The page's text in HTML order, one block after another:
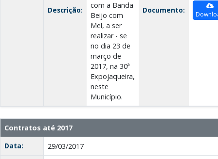
Descrição:
com a Banda
Beijo com
Mel, a ser
realizar - se
no dia 23 de
março de
2017, na 30ª
Expojaqueira,
neste
Município.
Documento:
Contratos até 2017
Data:
29/03/2017